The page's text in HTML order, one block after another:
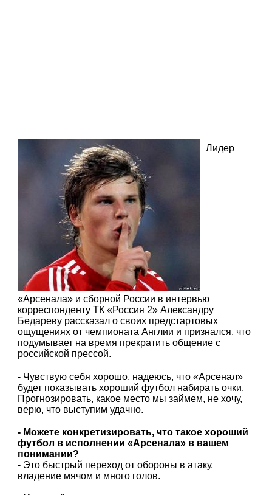
Лидер
«Арсенала» и сборной России в интервью
корреспонденту ТК «Россия 2» Александру
Бедареву рассказал о своих предстартовых
ощущениях от чемпионата Англии и признался, что
подумывает на время прекратить общение с
российской прессой.
- Чувствую себя хорошо, надеюсь, что «Арсенал»
будет показывать хороший футбол набирать очки.
Прогнозировать, какое место мы займем, не хочу,
верю, что выступим удачно.
- Можете конкретизировать, что такое хороший
футбол в исполнении «Арсенала» в вашем
понимании?
- Это быстрый переход от обороны в атаку,
владение мячом и много голов.